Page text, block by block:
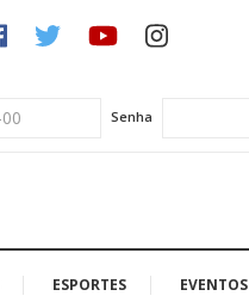
Senha
ESPORTES EVENTOS